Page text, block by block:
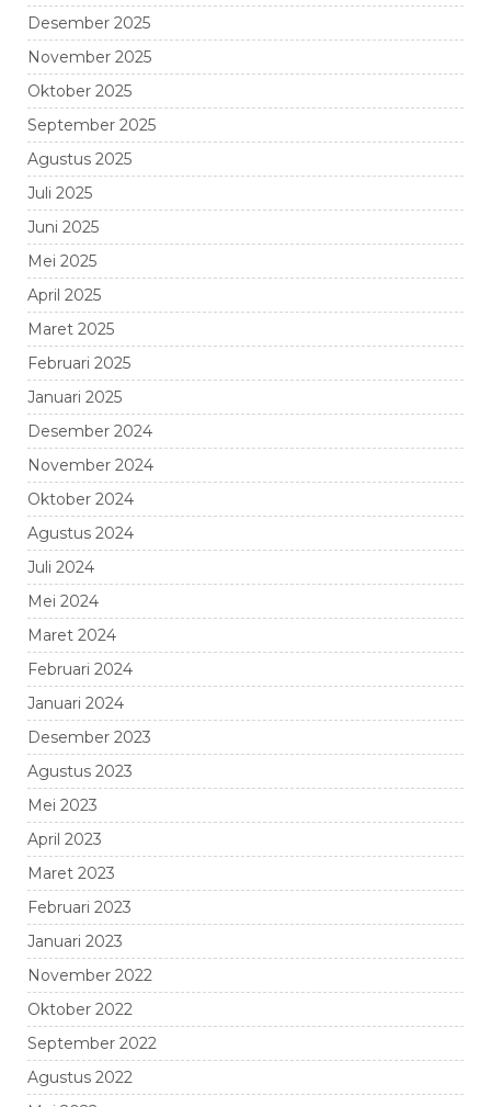
Desember 2025
November 2025
Oktober 2025
September 2025
Agustus 2025
Juli 2025
Juni 2025
Mei 2025
April 2025
Maret 2025
Februari 2025
Januari 2025
Desember 2024
November 2024
Oktober 2024
Agustus 2024
Juli 2024
Mei 2024
Maret 2024
Februari 2024
Januari 2024
Desember 2023
Agustus 2023
Mei 2023
April 2023
Maret 2023
Februari 2023
Januari 2023
November 2022
Oktober 2022
September 2022
Agustus 2022